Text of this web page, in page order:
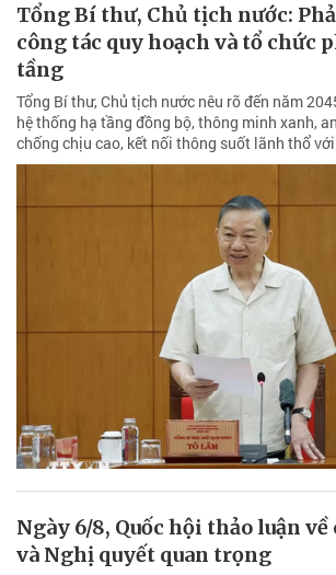
Tổng Bí thư, Chủ tịch nước:
công tác quy hoạch và tổ chức
tầng
Tổng Bí thư, Chủ tịch nước nêu rõ đến năm
hệ thống hạ tầng đồng bộ, thông minh xanh,
chống chịu cao, kết nối thông suốt lãnh thổ
Ngày 6/8, Quốc hội thảo luận về
và Nghị quyết quan trọng